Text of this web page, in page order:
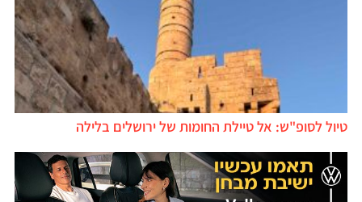
טיול לסופ"ש: אל טיילת החומות של ירושלים בלילה